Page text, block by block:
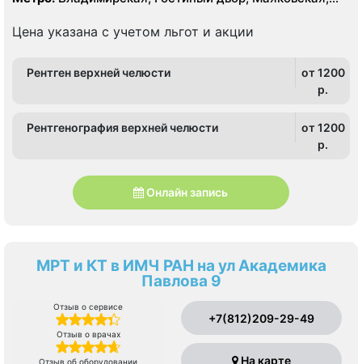
Emotion 16 срезов
Цена указана с учетом льгот и акции
Рентген верхней челюсти
от 1200
p.
Рентгенография верхней челюсти
от 1200
p.
Онлайн запись
МРТ и КТ в ИМЧ РАН на ул Академика
Павлова 9
Отзыв о сервисе
Отзыв о врачах
Отзыв об оборудовании
+7(812)209-29-49
На карте